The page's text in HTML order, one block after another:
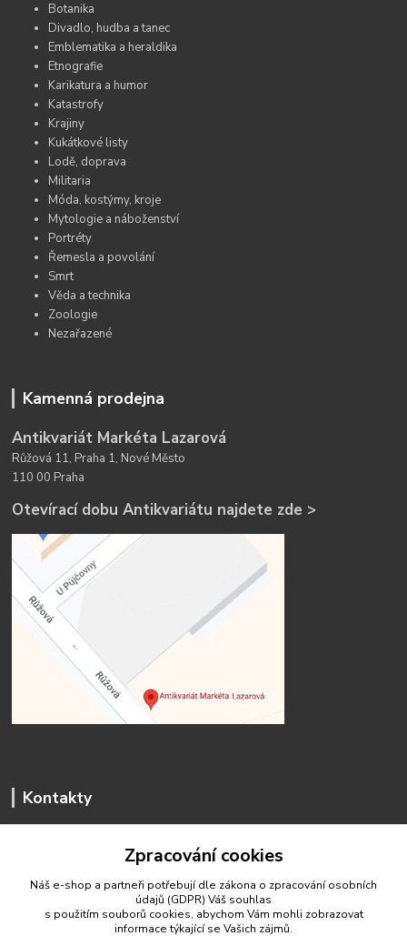
Botanika
Divadlo, hudba a tanec
Emblematika a heraldika
Etnografie
Karikatura a humor
Katastrofy
Krajiny
Kukátkové listy
Lodě, doprava
Militaria
Móda, kostýmy, kroje
Mytologie a náboženství
Portréty
Řemesla a povolání
Smrt
Věda a technika
Zoologie
Nezařazené
Kamenná prodejna
Antikvariát Markéta Lazarová
Růžová 11, Praha 1, Nové Město
110 00 Praha
Otevírací dobu Antikvariátu najdete zde >
Kontakty
antikvariat.marketa.lazarova@gmail.com
Zpracování cookies
Náš e-shop a partneři potřebují dle zákona o zpracování osobních
údajů (GDPR) Váš souhlas
s použitím souborů cookies, abychom Vám mohli zobrazovat
informace týkající se Vašich zájmů.